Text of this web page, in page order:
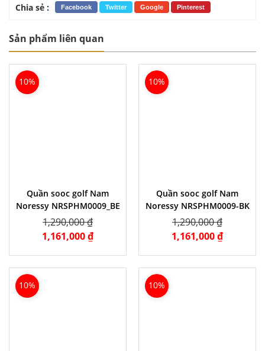
Chia sẻ : Facebook Twitter Google Pinterest
Sản phẩm liên quan
10%
Quần sooc golf Nam
Noressy NRSPHM0009_BE
1,290,000 ₫
1,161,000 ₫
10%
Quần sooc golf Nam
Noressy NRSPHM0009-BK
1,290,000 ₫
1,161,000 ₫
10% 10%